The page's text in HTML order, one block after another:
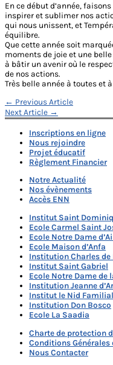
En ce début d’année,
inspirer et sublimer nos
qui nous unissent, et
équilibre.
Que cette année soit
moments de joie et une
à bâtir un avenir où le
de nos actions.
Très belle année à toutes et
Navigation
de
l’article
← Previous Article
Next Article →
Inscriptions en ligne
Nous rejoindre
Projet éducatif
Règlement Financier
Notre Actualité
Nos évènements
Accès ENN
Institut Saint
Ecole Carmel Saint
Ecole Notre Dame
Ecole Maison d’Anfa
Institution Charles de
Institut Saint Gabriel
Ecole Notre Dame de
Institution Jeanne
Institut le Nid Familial
Institution Don Bosco
Ecole La Saadia
Charte de protection
Conditions Générales
Nous Contacter